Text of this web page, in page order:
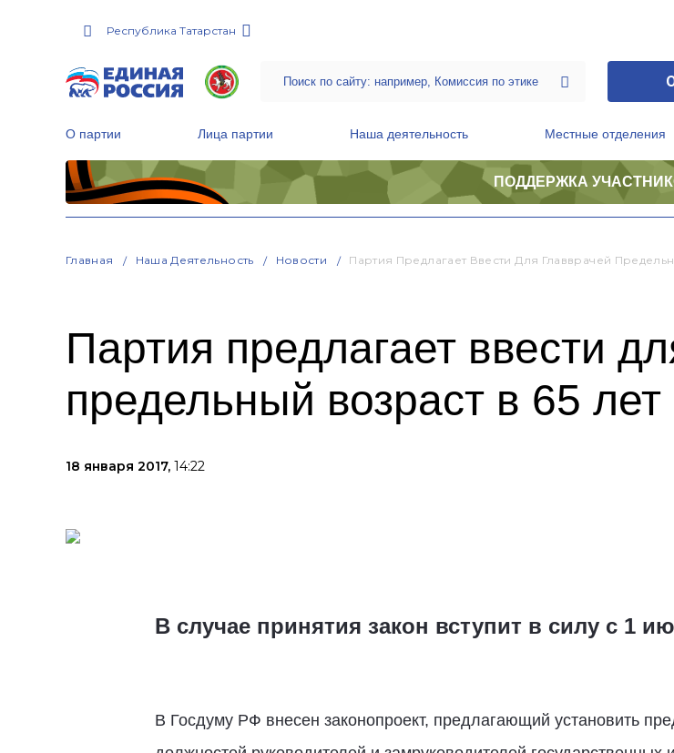
Республика Татарстан
О партии Лица партии Наша деятельность Местные отделения
ПОДДЕРЖКА
Главная Наша Деятельность Новости Партия Предлагает Ввести Для Главврачей
Партия предлагает ввести
предельный возраст в 65 лет
18 января 2017, 14:22
В случае принятия закон вступит в силу с 1
В Госдуму РФ внесен законопроект, предлагающий установить